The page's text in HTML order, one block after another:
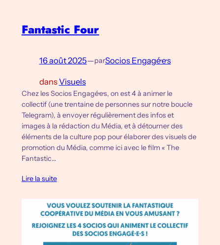
Fantastic Four
16 août 2025—parSocios Engagé·e·s
dansVisuels
Chez les Socios Engagé·e·s, on est 4 à animer le
collectif (une trentaine de personnes sur notre boucle
Telegram), à envoyer régulièrement des infos et
images à la rédaction du Média, et à détourner des
éléments de la culture pop pour élaborer des visuels de
promotion du Média, comme ici avec le film « The
Fantastic…
Lire la suite